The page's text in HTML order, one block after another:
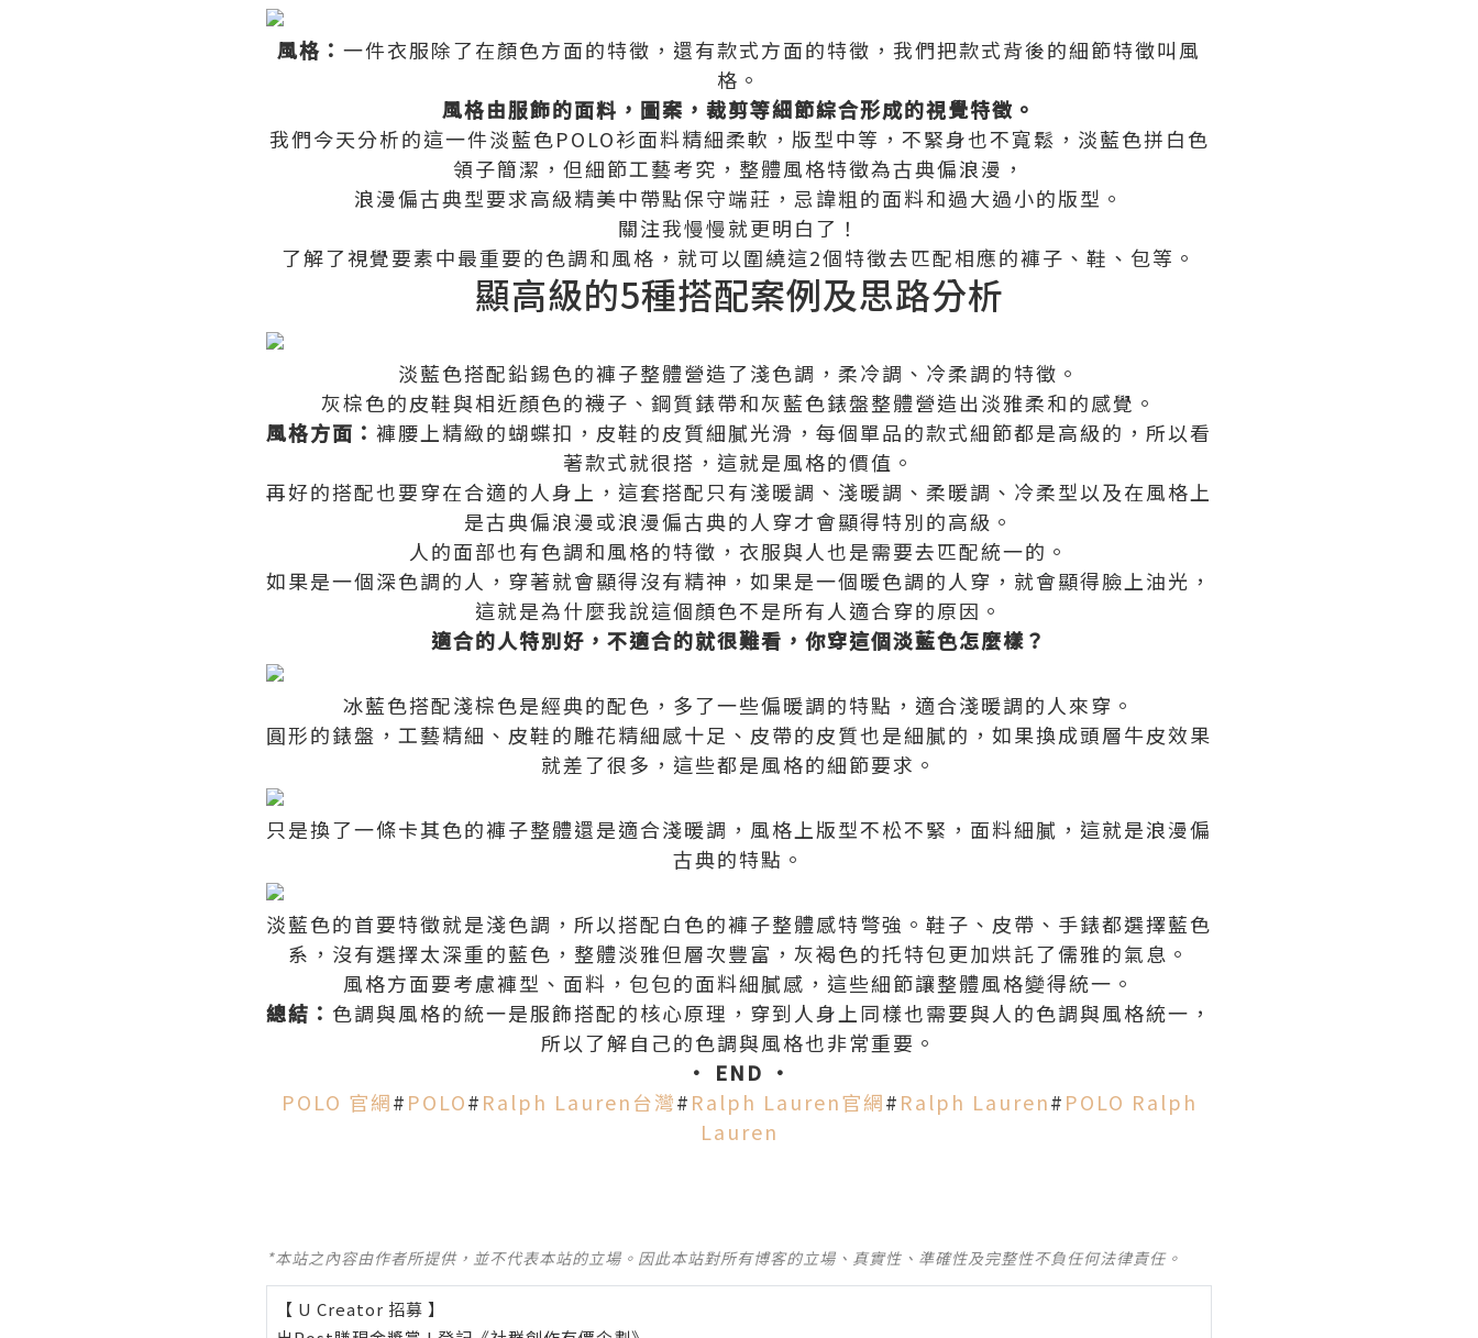
風格： 一件衣服除了在顏色方面的特徵，還有款式方面的特徵，我們把款式背後的細節特徵叫風
格。
風格由服飾的面料，圖案，裁剪等細節綜合形成的視覺特徵。
我們今天分析的這一件淡藍色POLO衫面料精細柔軟，版型中等，不緊身也不寬鬆，淡藍色拼白色
領子簡潔，但細節工藝考究，整體風格特徵為古典偏浪漫，
浪漫偏古典型要求高級精美中帶點保守端莊，忌諱粗的面料和過大過小的版型。
關注我慢慢就更明白了！
了解了視覺要素中最重要的色調和風格，就可以圍繞這2個特徵去匹配相應的褲子、鞋、包等。
顯高級的5種搭配案例及思路分析
淡藍色搭配鉛錫色的褲子整體營造了淺色調，柔冷調、冷柔調的特徵。
灰棕色的皮鞋與相近顏色的襪子、鋼質錶帶和灰藍色錶盤整體營造出淡雅柔和的感覺。
風格方面： 褲腰上精緻的蝴蝶扣，皮鞋的皮質細膩光滑，每個單品的款式細節都是高級的，所以看
著款式就很搭，這就是風格的價值。
再好的搭配也要穿在合適的人身上，這套搭配只有淺暖調、淺暖調、柔暖調、冷柔型以及在風格上
是古典偏浪漫或浪漫偏古典的人穿才會顯得特別的高級。
人的面部也有色調和風格的特徵，衣服與人也是需要去匹配統一的。
如果是一個深色調的人，穿著就會顯得沒有精神，如果是一個暖色調的人穿，就會顯得臉上油光，
這就是為什麼我說這個顏色不是所有人適合穿的原因。
適合的人特別好，不適合的就很難看，你穿這個淡藍色怎麼樣？
冰藍色搭配淺棕色是經典的配色，多了一些偏暖調的特點，適合淺暖調的人來穿。
圓形的錶盤，工藝精細、皮鞋的雕花精細感十足、皮帶的皮質也是細膩的，如果換成頭層牛皮效果
就差了很多，這些都是風格的細節要求。
只是換了一條卡其色的褲子整體還是適合淺暖調，風格上版型不松不緊，面料細膩，這就是浪漫偏
古典的特點。
淡藍色的首要特徵就是淺色調，所以搭配白色的褲子整體感特彆強。鞋子、皮帶、手錶都選擇藍色
系，沒有選擇太深重的藍色，整體淡雅但層次豐富，灰褐色的托特包更加烘託了儒雅的氣息。
風格方面要考慮褲型、面料，包包的面料細膩感，這些細節讓整體風格變得統一。
總結： 色調與風格的統一是服飾搭配的核心原理，穿到人身上同樣也需要與人的色調與風格統一，
所以了解自己的色調與風格也非常重要。
• END •
POLO 官網#POLO#Ralph Lauren台灣#Ralph Lauren官網#Ralph Lauren#POLO Ralph
Lauren
*本站之內容由作者所提供，並不代表本站的立場。因此本站對所有博客的立場、真實性、準確性及完整性不負任何法律責任。
【 U Creator 招募 】